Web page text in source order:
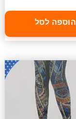
הוספה לסל